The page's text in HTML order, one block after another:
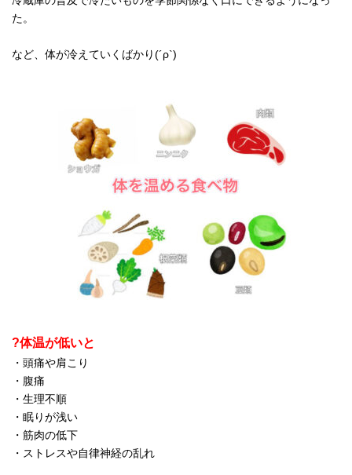
た。
など、体が冷えていくばかり(´ρ`)
?体温が低いと
・頭痛や肩こり
・腹痛
・生理不順
・眠りが浅い
・筋肉の低下
・ストレスや自律神経の乱れ